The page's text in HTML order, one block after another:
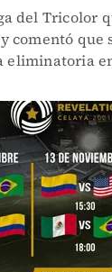
del Tricolor
comentó que
eliminatoria